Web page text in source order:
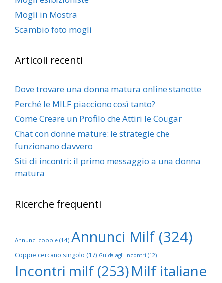
Mogli in Mostra
Scambio foto mogli
Articoli recenti
Dove trovare una donna matura online stanotte
Perché le MILF piacciono così tanto?
Come Creare un Profilo che Attiri le Cougar
Chat con donne mature: le strategie che
funzionano davvero
Siti di incontri: il primo messaggio a una donna
matura
Ricerche frequenti
Annunci coppie (14) Annunci Milf(324)
Coppie cercano singolo (17) Guida agli Incontri (12)
Incontri milf(253)Milf italiane